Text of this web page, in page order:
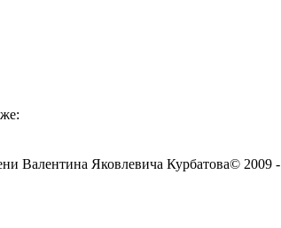
Валентина Яковлевича Курбатова© 2009 -